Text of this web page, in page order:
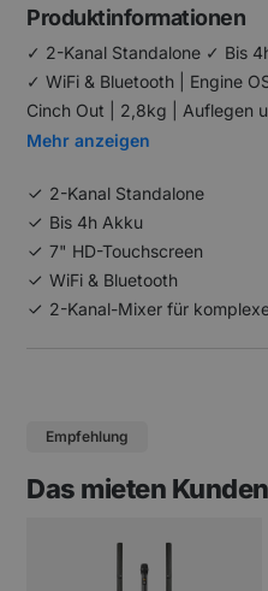
Produktinformationen
✓ 2-Kanal Standalone ✓ Bis
✓ WiFi & Bluetooth | Engine
Cinch Out | 2,8kg | Auflegen
Mehr anzeigen
2-Kanal Standalone
Bis 4h Akku
7" HD-Touchscreen
WiFi & Bluetooth
2-Kanal-Mixer für
Empfehlung
Das mieten Kunden